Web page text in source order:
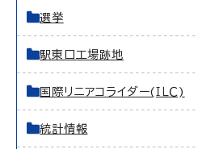
選挙
駅東口工場跡地
国際リニアコライダー(ＩＬＣ)
統計情報